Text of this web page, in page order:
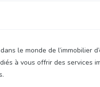
le monde de l’immobilier
à vous offrir des services